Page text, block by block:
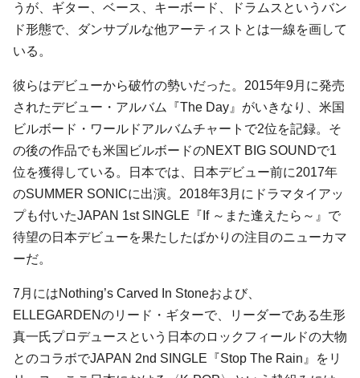
うが、ギター、ベース、キーボード、ドラムスというバン
ド形態で、ダンサブルな他アーティストとは一線を画して
いる。
彼らはデビューから破竹の勢いだった。2015年9月に発売
されたデビュー・アルバム『The Day』がいきなり、米国
ビルボード・ワールドアルバムチャートで2位を記録。そ
の後の作品でも米国ビルボードのNEXT BIG SOUNDで1
位を獲得している。日本では、日本デビュー前に2017年
のSUMMER SONICに出演。2018年3月にドラマタイアッ
プも付いたJAPAN 1st SINGLE『If ～また逢えたら～』で
待望の日本デビューを果たしたばかりの注目のニューカマ
ーだ。
7月にはNothing’s Carved In Stoneおよび、
ELLEGARDENのリード・ギターで、リーダーである生形
真一氏プロデュースという日本のロックフィールドの大物
とのコラボでJAPAN 2nd SINGLE『Stop The Rain』をリ